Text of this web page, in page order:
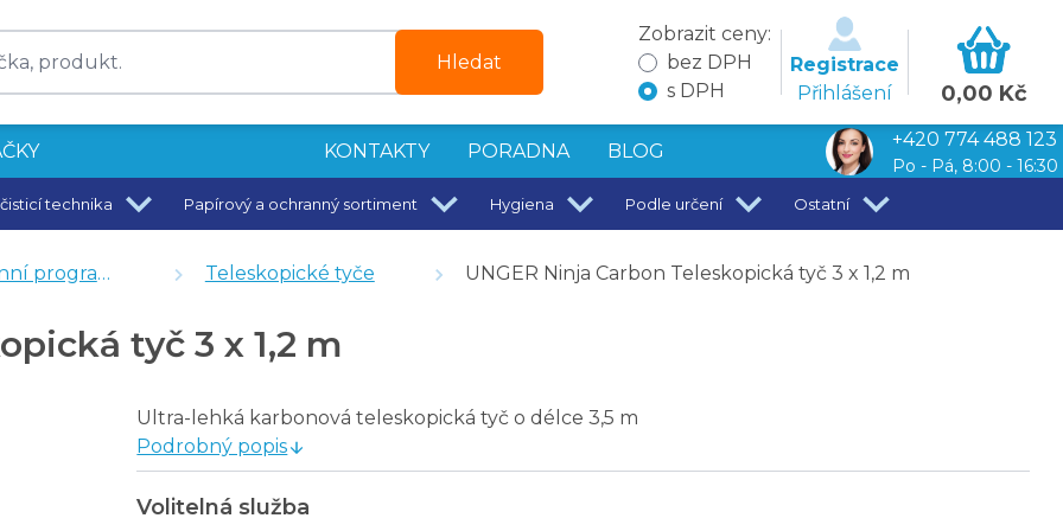
Hledat
Zobrazit ceny:
bez DPH
s DPH
Registrace
Přihlášení
0,00 Kč
KONTAKTY PORADNA BLOG
+420 774 488 123
Po - Pá, 8:00 - 16:30
technika Papírový a ochranný sortiment Hygiena Podle určení Ostatní
UniTec
program Teleskopické tyče UNGER Ninja Carbon Teleskopická tyč 3 x 1,2 m
tyč 3 x 1,2 m
Ultra-lehká karbonová teleskopická tyč o délce 3,5 m
Podrobný popis
Volitelná služba